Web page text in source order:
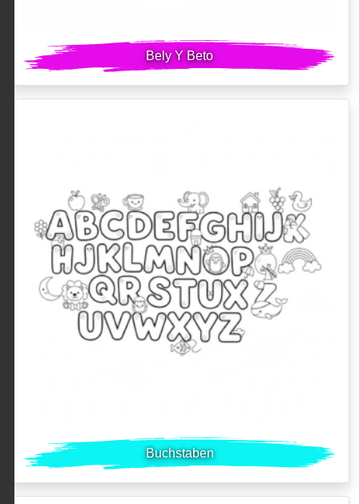
Bely Y Beto
Buchstaben